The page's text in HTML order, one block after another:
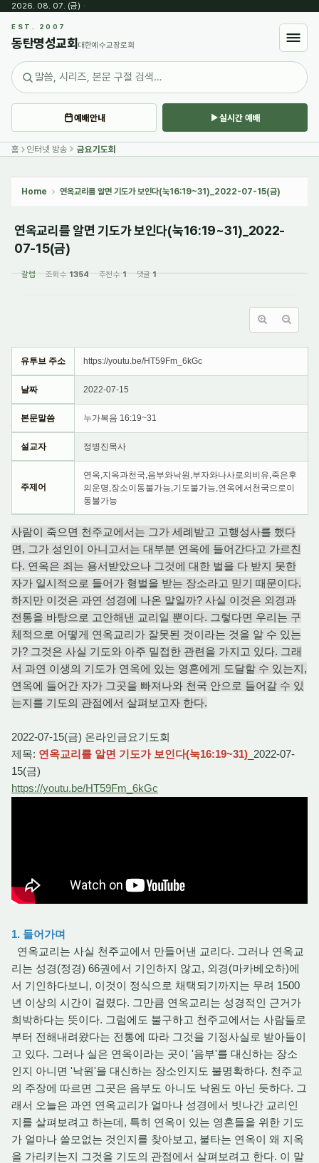
2026. 08. 07. (금) ·
EST. 2007
동탄명성교회 대한예수교장로회
예배안내 실시간 예배
홈 인터넷 방송 금요기도회
Home 연옥교리를 알면 기도가 보인다(눅16:19~31)_2022-07-15(금)
연옥교리를 알면 기도가 보인다(눅16:19~31)_2022-
07-15(금)
갈렙 조회 수1354 추천 수1 댓글1
유투브 주소 https://youtu.be/HT59Fm_6kGc
날짜 2022-07-15
본문말씀 누가복음 16:19~31
설교자 정병진목사
주제어
연옥,지옥과천국,음부와낙원,부자와나사로의비유,죽은후
의운명,장소이동불가능,기도불가능,연옥에서천국으로이
동불가능
사람이 죽으면 천주교에서는 그가 세례받고 고행성사를 했다
면, 그가 성인이 아니고서는 대부분 연옥에 들어간다고 가르친
다. 연옥은 죄는 용서받았으나 그것에 대한 벌을 다 받지 못한
자가 일시적으로 들어가 형벌을 받는 장소라고 믿기 때문이다.
하지만 이것은 과연 성경에 나온 말일까? 사실 이것은 외경과
전통을 바탕으로 고안해낸 교리일 뿐이다. 그렇다면 우리는 구
체적으로 어떻게 연옥교리가 잘못된 것이라는 것을 알 수 있는
가? 그것은 사실 기도와 아주 밀접한 관련을 가지고 있다. 그래
서 과연 이생의 기도가 연옥에 있는 영혼에게 도달할 수 있는지,
연옥에 들어간 자가 그곳을 빠져나와 천국 안으로 들어갈 수 있
는지를 기도의 관점에서 살펴보고자 한다.
2022-07-15(금) 온라인금요기도회
제목: 연옥교리를 알면 기도가 보인다(눅16:19~31) _2022-07-
15(금)
https://youtu.be/HT59Fm_6kGc
1. 들어가며
연옥교리는 사실 천주교에서 만들어낸 교리다. 그러나 연옥교
리는 성경(정경) 66권에서 기인하지 않고, 외경(마카베오하)에
서 기인하다보니, 이것이 정식으로 채택되기까지는 무려 1500
년 이상의 시간이 걸렸다. 그만큼 연옥교리는 성경적인 근거가
희박하다는 뜻이다. 그럼에도 불구하고 천주교에서는 사람들로
부터 전해내려왔다는 전통에 따라 그것을 기정사실로 받아들이
고 있다. 그러나 실은 연옥이라는 곳이 '음부'를 대신하는 장소
인지 아니면 '낙원'을 대신하는 장소인지도 불명확하다. 천주교
의 주장에 따르면 그곳은 음부도 아니도 낙원도 아닌 듯하다. 그
래서 오늘은 과연 연옥교리가 얼마나 성경에서 빗나간 교리인
지를 살펴보려고 하는데, 특히 연옥이 있는 영혼들을 위한 기도
가 얼마나 쓸모없는 것인지를 찾아보고, 불타는 연옥이 왜 지옥
을 가리키는지 그것을 기도의 관점에서 살펴보려고 한다. 이 말
Sketchbook5, 스케치북5
Sketchbook5, 스케치북5